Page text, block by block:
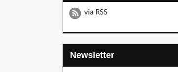
via RSS
Newsletter